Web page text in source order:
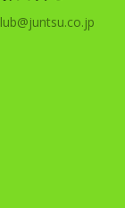
lub@juntsu.co.jp